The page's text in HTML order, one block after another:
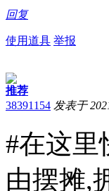
回复
使用道具 举报
推荐
38391154 发表于
#在这里
由摆摊,